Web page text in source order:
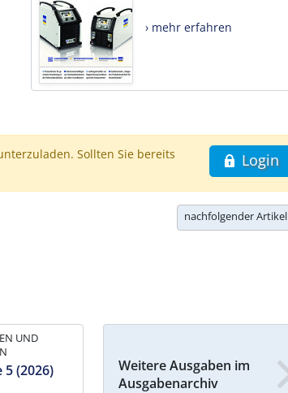
› mehr erfahren
Login
Sollten Sie bereits
nachfolgender Artikel
UND
5 (2026)
Weitere Ausgaben im
Ausgabenarchiv